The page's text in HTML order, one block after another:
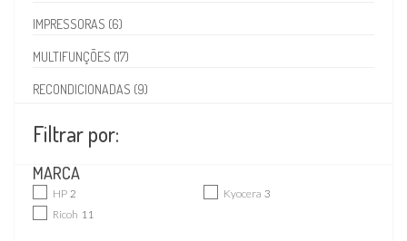
IMPRESSORAS (6)
MULTIFUNÇÕES (17)
RECONDICIONADAS (9)
Filtrar por:
MARCA
HP 2 Kyocera 3
Ricoh 11